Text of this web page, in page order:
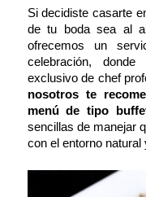
Si decidiste casarte
de tu boda sea al
ofrecemos un
celebración,
exclusivo de chef
nosotros te
menú de tipo
sencillas de manejar
con el entorno natural